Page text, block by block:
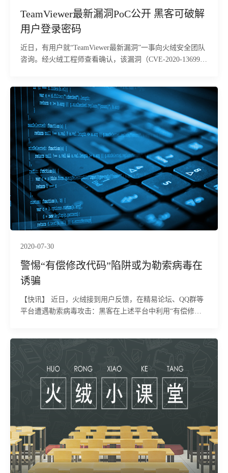
TeamViewer最新漏洞PoC公开 黑客可破解
用户登录密码
近日，有用户就“TeamViewer最新漏洞”一事向火绒安全团队
咨询。经火绒工程师查看确认，该漏洞（CVE-2020-13699）
2020-07-30
警惕“有偿修改代码”陷阱或为勒索病毒在
诱骗
【快讯】 近日，火绒接到用户反馈，在精易论坛、QQ群等
平台遭遇勒索病毒攻击：黑客在上述平台中利用“有偿修改